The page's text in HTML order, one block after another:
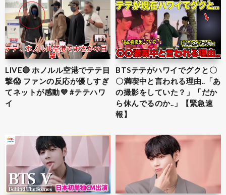
LIVE🔴 ホノルル空港でテテ目
撃😱 ファンの反応が優しすぎ
てネットが感動💜 #テテハワ
イ
BTSテテがハワイでグクと〇
〇満喫中と言われる理由..「あ
の撮影をしていた？」「だか
ら休んでるのか..」【緊急速
報】